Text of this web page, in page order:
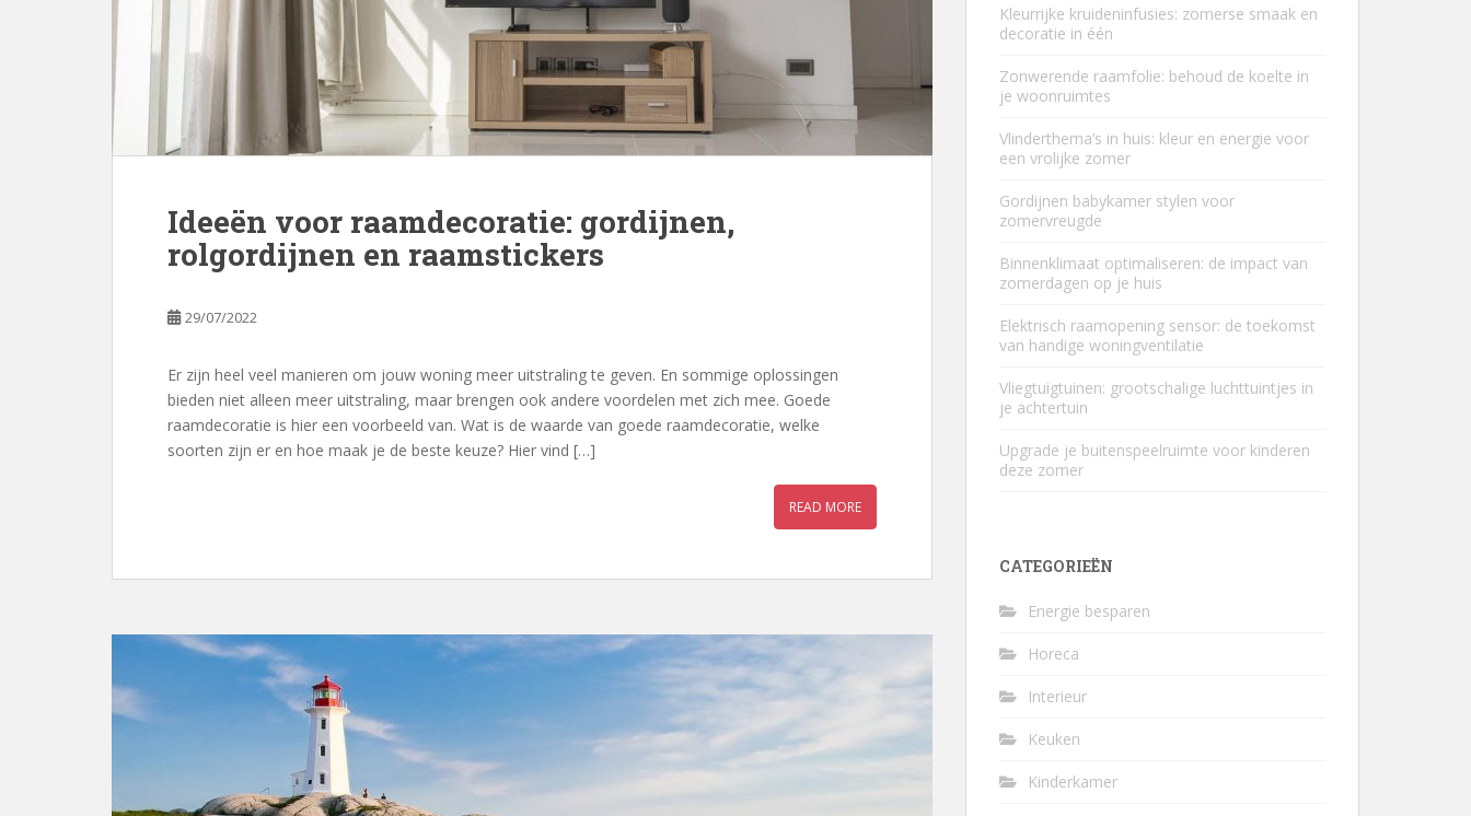
Ideeën voor raamdecoratie: gordijnen,
rolgordijnen en raamstickers
29/07/2022
Er zijn heel veel manieren om jouw woning meer uitstraling te geven. En sommige oplossingen
bieden niet alleen meer uitstraling, maar brengen ook andere voordelen met zich mee. Goede
raamdecoratie is hier een voorbeeld van. Wat is de waarde van goede raamdecoratie, welke
soorten zijn er en hoe maak je de beste keuze? Hier vind […]
READ MORE
Kleurrijke kruideninfusies: zomerse smaak en
decoratie in één
Zonwerende raamfolie: behoud de koelte in
je woonruimtes
Vlinderthema’s in huis: kleur en energie voor
een vrolijke zomer
Gordijnen babykamer stylen voor
zomervreugde
Binnenklimaat optimaliseren: de impact van
zomerdagen op je huis
Elektrisch raamopening sensor: de toekomst
van handige woningventilatie
Vliegtuigtuinen: grootschalige luchttuintjes in
je achtertuin
Upgrade je buitenspeelruimte voor kinderen
deze zomer
CATEGORIEËN
Energie besparen
Horeca
Interieur
Keuken
Kinderkamer